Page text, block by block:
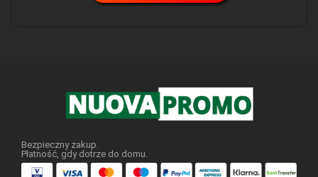
Bezpieczny zakup.
Płatność, gdy dotrze do domu.